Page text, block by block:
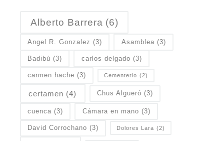
Alberto Barrera (6)
Angel R. Gonzalez (3) Asamblea (3)
Badibú (3) carlos delgado (3)
carmen hache (3) Cementerio (2)
certamen (4) Chus Algueró (3)
cuenca (3) Cámara en mano (3)
David Corrochano (3) Dolores Lara (2)